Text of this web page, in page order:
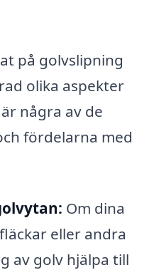
på golvslipning
olika aspekter
några av de
fördelarna med
Om dina
eller andra
av golv hjälpa till